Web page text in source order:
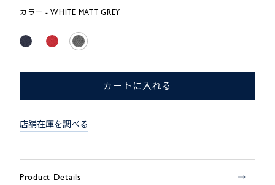
カラー - WHITE MATT GREY
カートに入れる
店舗在庫を調べる
Product Details